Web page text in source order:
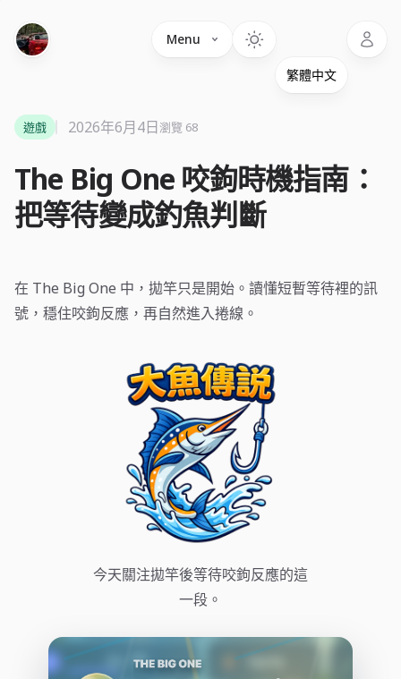
Menu
The Big One 咬鉤時機指南：
把等待變成釣魚判斷
遊戲 2026年6月4日瀏覽 68
在 The Big One 中，拋竿只是開始。讀懂短暫等待裡的訊
號，穩住咬鉤反應，再自然進入捲線。
今天關注拋竿後等待咬鉤反應的這
一段。